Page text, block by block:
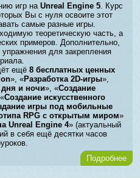
игр наUnreal Engine 5 . Курс
Вы с нуля освоите этот
самые разные игры.
теоретическую часть, а
примеров. Дополнительно,
для закрепления
ещё8 бесплатных ценных
», «Разработка 2D-игры»,
и ночи», «Создание
Создание искусственного
игры под мобильные
RPG с открытым миром»
Unreal Engine 4» (актуальный
в себя ещё десятки часов
Подробнее